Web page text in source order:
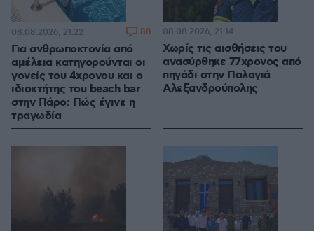
Για ανθρωποκτονία από
αμέλεια κατηγορούνται οι
γονείς του 4χρονου και ο
ιδιοκτήτης του beach bar
στην Πάρο: Πώς έγινε η
τραγωδία
08.08.2026, 21:22 88
Χωρίς τις αισθήσεις του
ανασύρθηκε 77χρονος από
πηγάδι στην Παλαγιά
Αλεξανδρούπολης
08.08.2026, 21:14